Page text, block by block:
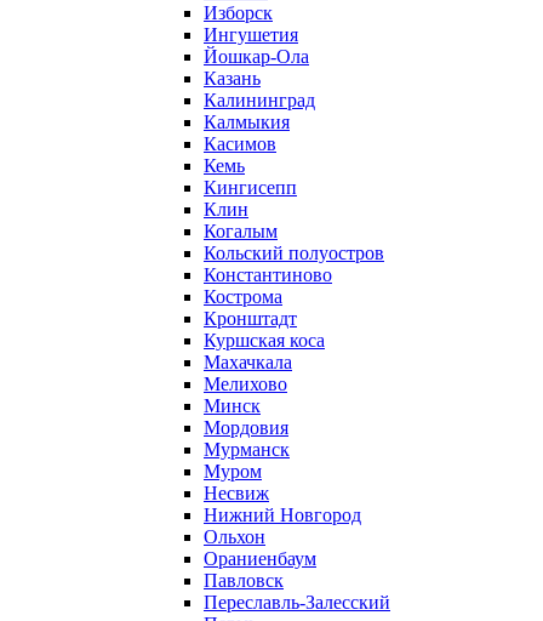
Изборск
Ингушетия
Йошкар-Ола
Казань
Калининград
Калмыкия
Касимов
Кемь
Кингисепп
Клин
Когалым
Кольский полуостров
Константиново
Кострома
Кронштадт
Куршская коса
Махачкала
Мелихово
Минск
Мордовия
Мурманск
Муром
Несвиж
Нижний Новгород
Ольхон
Ораниенбаум
Павловск
Переславль-Залесский